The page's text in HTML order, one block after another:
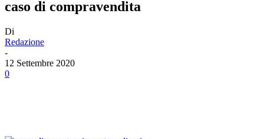
caso di compravendita
Di
Redazione
-
12 Settembre 2020
0